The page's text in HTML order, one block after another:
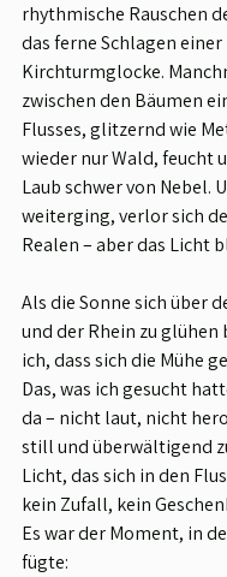
rhythmische Rauschen
das ferne Schlagen einer
Kirchturmglocke.
zwischen den Bäumen
Flusses, glitzernd wie
wieder nur Wald, feucht
Laub schwer von Nebel.
weiterging, verlor sich
Realen – aber das Licht
Als die Sonne sich über
und der Rhein zu glühen
ich, dass sich die Mühe
Das, was ich gesucht
da – nicht laut, nicht
still und überwältigend
Licht, das sich in den
kein Zufall, kein
Es war der Moment, in
fügte: